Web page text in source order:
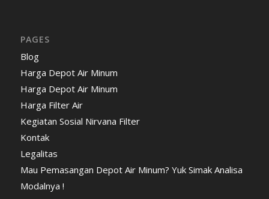
PAGES
Blog
Harga Depot Air Minum
Harga Depot Air Minum
Harga Filter Air
Kegiatan Sosial Nirvana Filter
Kontak
Legalitas
Mau Pemasangan Depot Air Minum? Yuk Simak Analisa
Modalnya !